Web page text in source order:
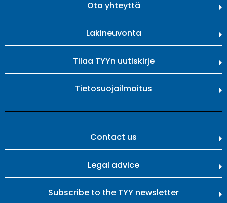
Ota yhteyttä
Lakineuvonta
Tilaa TYYn uutiskirje
Tietosuojailmoitus
Contact us
Legal advice
Subscribe to the TYY newsletter